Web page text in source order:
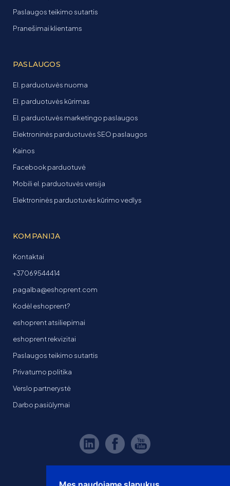
Paslaugos teikimo sutartis
Pranešimai klientams
PASLAUGOS
El. parduotuvės nuoma
El. parduotuvės kūrimas
El. parduotuvės marketingo paslaugos
Elektroninės parduotuvės SEO paslaugos
Kainos
Facebook parduotuvė
Mobili el. parduotuvės versija
Elektroninės parduotuvės kūrimo vedlys
KOMPANIJA
Kontaktai
+37069544414
pagalba@eshoprent.com
Kodėl eshoprent?
eshoprent atsiliepimai
eshoprent rekvizitai
Paslaugos teikimo sutartis
Privatumo politika
Verslo partnerystė
Darbo pasiūlymai